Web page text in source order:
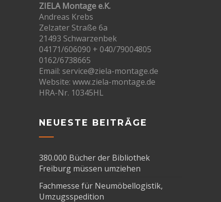
ZIELA Montage e.K.
Andreas Krebs
Zelzater Straße 6a
21493 Schwarzenbek
04171/606090 + 040/79004805
0162/6738665
Email: service@ziela-montage.de
Website: www.ziela-montage.de
HRA-Nr. 10345HL
NEUESTE BEITRÄGE
380.000 Bücher der Bibliothek
Freiburg müssen umziehen
Fachmesse für Neumöbellogistik,
Umzugsspedition